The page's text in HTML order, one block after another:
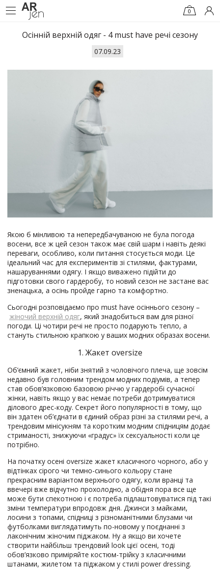
0
Осінній верхній одяг - 4 must have речі сезону
07.09.23
Якою б мінливою та непередбачуваною не була погода
восени, все ж цей сезон також має свій шарм і навіть деякі
переваги, особливо, коли питання стосується моди. Це
ідеальний час для експериментів зі стилями, фактурами,
нашаруваннями одягу. І якщо виважено підійти до
підготовки свого гардеробу, то новий сезон не застане вас
зненацька, а осінь пройде гарно та комфортно.
Сьогодні розповідаємо про must have осіннього сезону –
жіночий верхній одяг, який знадобиться вам для різної
погоди. Ці чотири речі не просто подарують тепло, а
стануть стильною крапкою у ваших модних образах восени.
1. Жакет oversize
Об’ємний жакет, ніби знятий з чоловічого плеча, ще зовсім
недавно був головним трендом модних подіумів, а тепер
став обов’язковою базовою річчю у гардеробі сучасної
жінки, навіть якщо у вас немає потреби дотримуватися
ділового дрес-коду. Секрет його популярності в тому, що
він здатен об’єднати в єдиний образ різні за стилями речі, а
трендовим мінісукням та коротким модним спідницям додає
стриманості, знижуючи «градус» їх сексуальності коли це
потрібно.
На початку осені oversize жакет класичного чорного, або у
відтінках сірого чи темно-синього кольору стане
прекрасним варіантом верхнього одягу, коли вранці та
ввечері вже відчутно прохолодно, а обідня пора все ще
може бути спекотною і є потреба підлаштовуватися під такі
зміни температури впродовж дня. Джинси з майками,
лосини з топами, спідниці з різноманітними блузами чи
футболками виглядатимуть по-новому у поєднанні з
лаконічним жіночим піджаком. Ну а якщо ви хочете
створити найбільш трендовий look цієї осені, тоді
обов’язково приміряйте костюм-трійку з класичними
штанами, жилетом та піджаком у стилі power dressing.